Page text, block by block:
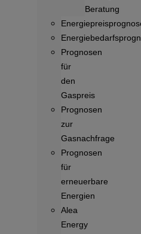
Beratung
Prognosen
für
den
Gaspreis
Prognosen
zur
Gasnachfrage
Prognosen
für
erneuerbare
Energien
Alea
Energy